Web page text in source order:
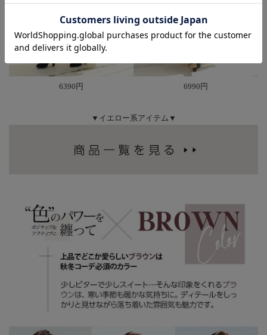
6390円 6990円
▼イエロー系アイテム▼